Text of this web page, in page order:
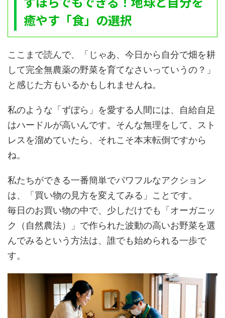
癒やす「食」の選択
ここまで読んで、「じゃあ、今日から自分で畑を耕
して完全無農薬の野菜を育てなさいっていうの？」
と感じた方もいるかもしれませんね。
私のような「ずぼら」を愛する人間には、自給自足
はハードルが高いんです。そんな無理をして、スト
レスを溜めていたら、それこそ本末転倒ですから
ね。
私たちができる一番簡単でパワフルなアクション
は、「買い物の見方を変えてみる」ことです。
毎日のお買い物の中で、少しだけでも「オーガニッ
ク（自然農法）」で作られた波動の高いお野菜を選
んでみるという方法は、誰でも始められる一歩で
す。